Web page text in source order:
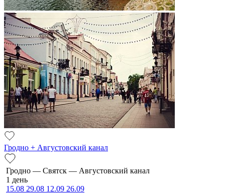
Гродно + Августовский канал
Гродно — Святск — Августовский канал
1 день
15.08 29.08 12.09 26.09